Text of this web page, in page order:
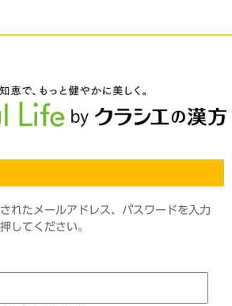
れたメールアドレス、パスワードを入力
してください。